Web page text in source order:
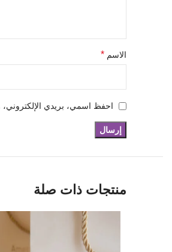
الاسم *
احفظ اسمي، بريدي الإلكتروني،
منتجات ذات صلة